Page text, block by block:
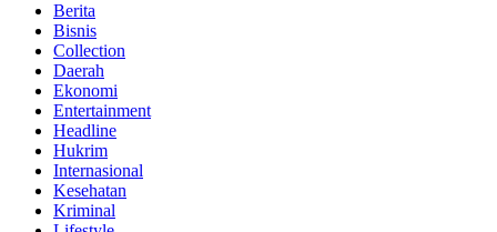
Berita
Bisnis
Collection
Daerah
Ekonomi
Entertainment
Headline
Hukrim
Internasional
Kesehatan
Kriminal